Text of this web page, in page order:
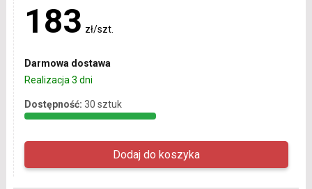
183 zł/szt.
Darmowa dostawa
Realizacja 3 dni
Dostępność: 30 sztuk